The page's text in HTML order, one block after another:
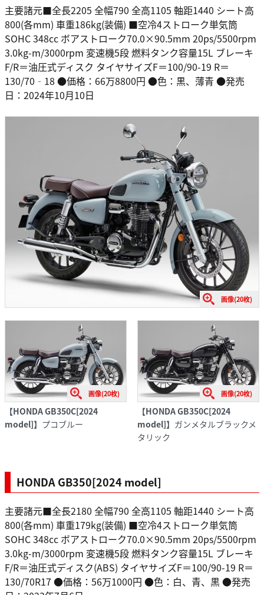
主要諸元■全長2205 全幅790 全高1105 軸距1440 シート高
800(各mm) 車重186kg(装備) ■空冷4ストローク単気筒
SOHC 348cc ボアストローク70.0×90.5mm 20ps/5500rpm
3.0kg-m/3000rpm 変速機5段 燃料タンク容量15L ブレーキ
F/R＝油圧式ディスク タイヤサイズF＝100/90-19 R＝
130/70‐18 ●価格：66万8800円 ●色：黒、薄青 ●発売
日：2024年10月10日
画像(20枚)
画像(20枚)
【HONDA GB350C[2024
model]】 プコブルー
画像(20枚)
【HONDA GB350C[2024
model]】 ガンメタルブラックメ
タリック
HONDA GB350[2024 model]
主要諸元■全長2180 全幅790 全高1105 軸距1440 シート高
800(各mm) 車重179kg(装備) ■空冷4ストローク単気筒
SOHC 348cc ボアストローク70.0×90.5mm 20ps/5500rpm
3.0kg-m/3000rpm 変速機5段 燃料タンク容量15L ブレーキ
F/R＝油圧式ディスク(ABS) タイヤサイズF＝100/90-19 R＝
130/70R17 ●価格：56万1000円 ●色：白、青、黒 ●発売